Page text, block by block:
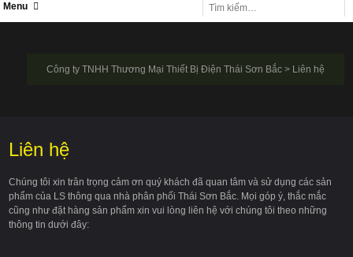
Menu
Công ty TNHH Thương Mại Thiết Bị Điện Thái Sơn Bắc> Liên hệ
Liên hệ
Chúng tôi xin trân trọng cảm ơn quý khách đã quan tâm và sử dụng các sản
phẩm của LS thông qua nhà phân phối Thái Sơn Bắc. Mọi góp ý, thắc mắc
cũng như đặt hàng sản phẩm xin vui lòng liên hệ với chúng tôi theo những
thông tin dưới đây: